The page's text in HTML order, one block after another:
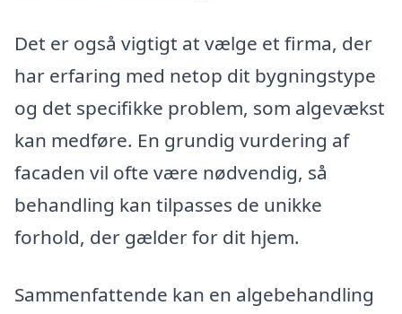
Det er også vigtigt at vælge et firma, der
har erfaring med netop dit bygningstype
og det specifikke problem, som algevækst
kan medføre. En grundig vurdering af
facaden vil ofte være nødvendig, så
behandling kan tilpasses de unikke
forhold, der gælder for dit hjem.
Sammenfattende kan en algebehandling